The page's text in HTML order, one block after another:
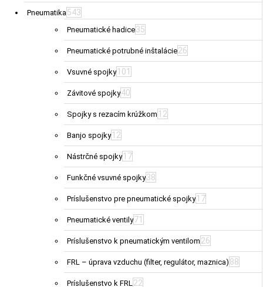
Pneumatika543
Pneumatické hadice35
Pneumatické potrubné inštalácie26
Vsuvné spojky 101
Závitové spojky40
Spojky s rezacím krúžkom 12
Banjo spojky 12
Nástrčné spojky 17
Funkčné vsuvné spojky38
Príslušenstvo pre pneumatické spojky 17
Pneumatické ventily71
Príslušenstvo k pneumatickým ventilom 26
FRL – úprava vzduchu (filter, regulátor, maznica) 88
Príslušenstvo k FRL22